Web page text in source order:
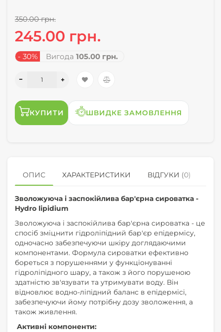
350.00 грн.
245.00 грн.
- 30% Вигода 105.00 грн.
КУПИТИ ШВИДКЕ ЗАМОВЛЕННЯ
ОПИС ХАРАКТЕРИСТИКИ ВІДГУКИ (0)
Зволожуюча і заспокійлива бар'єрна сироватка -
Hydro lipidium
Зволожуюча і заспокійлива бар'єрна сироватка - це
спосіб зміцнити гідроліпідний бар'єр епідермісу,
одночасно забезпечуючи шкіру доглядаючими
компонентами. Формула сироватки ефективно
бореться з порушеннями у функціонуванні
гідроліпідного шару, а також з його порушеною
здатністю зв'язувати та утримувати воду. Він
відновлює водно-ліпідний баланс в епідермісі,
забезпечуючи йому потрібну дозу зволоження, а
також живлення.
Активні компоненти: